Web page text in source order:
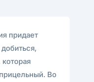
придает
Во